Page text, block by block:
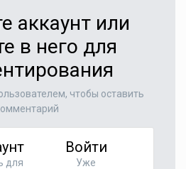
аккаунт или
в него для
чтобы оставить
для
Войти
Уже